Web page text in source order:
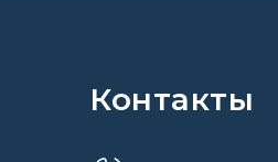
Контакты